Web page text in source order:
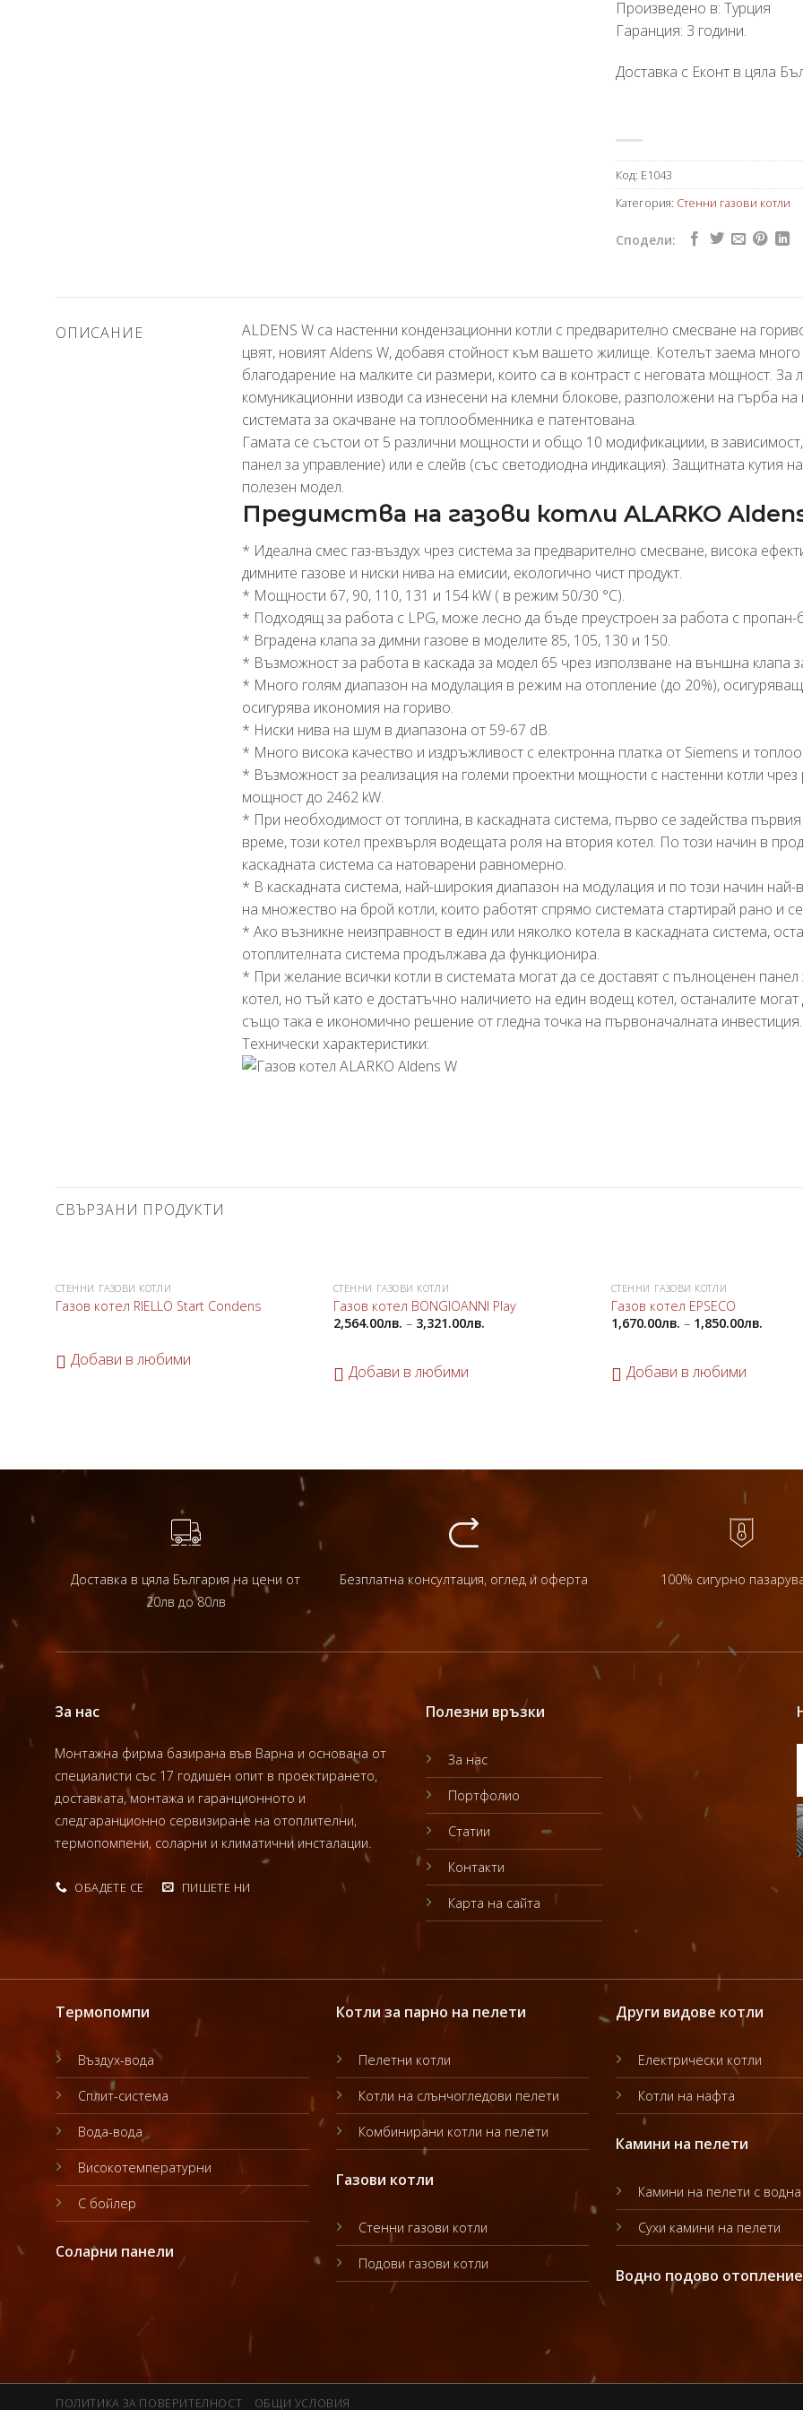
Произведено в: Турция
Гаранция: 3 години.
Доставка с Еконт в цяла
Код: E1043
Категория: Стенни газови котли
Сподели:
ОПИСАНИЕ
ALDENS W са настенни кондензационни котли с предварително смесване на
цвят, новият Aldens W, добавя стойност към вашето жилище. Котелът заема
благодарение на малките си размери, които са в контраст с неговата мощност.
комуникационни изводи са изнесени на клемни блокове, разположени на гърба
системата за окачване на топлообменника е патентована.
Гамата се състои от 5 различни мощности и общо 10 модификациии, в
панел за управление) или е слейв (със светодиодна индикация). Защитната кутия
полезен модел.
Предимства на газови котли ALARKO
* Идеална смес газ-въздух чрез система за предварително смесване, висока
димните газове и ниски нива на емисии, екологично чист продукт.
* Мощности 67, 90, 110, 131 и 154 kW ( в режим 50/30 °С).
* Подходящ за работа с LPG, може лесно да бъде преустроен за работа с пропан-
* Вградена клапа за димни газове в моделите 85, 105, 130 и 150.
* Възможност за работа в каскада за модел 65 чрез използване на външна клапа
* Много голям диапазон на модулация в режим на отопление (до 20%),
осигурява икономия на гориво.
* Ниски нива на шум в диапазона от 59-67 dB.
* Много висока качество и издръжливост с електронна платка от Siemens и
* Възможност за реализация на големи проектни мощности с настенни котли
мощност до 2462 kW.
* При необходимост от топлина, в каскадната система, първо се задейства
време, този котел прехвърля водещата роля на втория котел. По този начин в
каскадната система са натоварени равномерно.
* В каскадната система, най-широкия диапазон на модулация и по този начин
на множество на брой котли, които работят спрямо системата стартирай рано и
* Ако възникне неизправност в един или няколко котела в каскадната система,
отоплителната система продължава да функционира.
* При желание всички котли в системата могат да се доставят с пълноценен
котел, но тъй като е достатъчно наличието на един водещ котел, останалите
също така е икономично решение от гледна точка на първоначалната инвестиция.
Технически характеристики:
СВЪРЗАНИ ПРОДУКТИ
СТЕННИ ГАЗОВИ КОТЛИ
Газов котел RIELLO Start Condens
Добави в любими
СТЕННИ ГАЗОВИ КОТЛИ
Газов котел BONGIOANNI Play
2,564.00лв. – 3,321.00лв.
Добави в любими
СТЕННИ ГАЗОВИ КОТЛИ
Газов котел EPSECO
1,670.00лв. – 1,850.00лв.
Добави в любими
Доставка в цяла България на цени от
20лв до 80лв
Безплатна консултация, оглед и оферта 100% сигурно
За нас
Монтажна фирма базирана във Варна и основана от
специалисти със 17 годишен опит в проектирането,
доставката, монтажа и гаранционното и
следгаранционно сервизиране на отоплителни,
термопомпени, соларни и климатични инсталации.
ОБАДЕТЕ СЕ ПИШЕТЕ НИ
Полезни връзки
За нас
Портфолио
Статии
Контакти
Карта на сайта
Термопомпи
Въздух-вода
Сплит-система
Вода-вода
Високотемпературни
С бойлер
Соларни панели
Котли за парно на пелети
Пелетни котли
Котли на слънчогледови пелети
Комбинирани котли на пелети
Газови котли
Стенни газови котли
Подови газови котли
Други видове котли
Електрически котли
Котли на нафта
Камини на пелети
Камини на пелети с
Сухи камини на пелети
Водно подово отопление
ПОЛИТИКА ЗА ПОВЕРИТЕЛНОСТ ОБЩИ УСЛОВИЯ